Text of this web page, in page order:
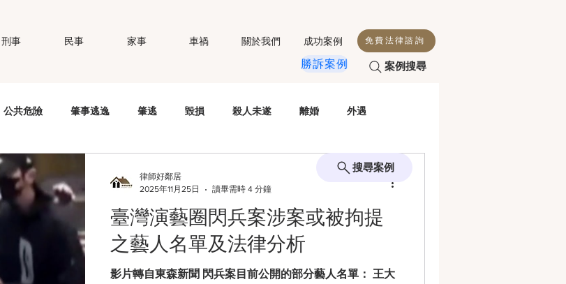
刑事 民事 家事 車禍 關於我們 成功案例
勝訴案例
免費法律諮詢
案例搜尋
公共危險 肇事逃逸 肇逃 毀損 殺人未遂 離婚 外遇
妨害秘密 侵害配偶權
智慧財產權 商標權 偽造文書 強制性交 毒駕 虐童
臺灣演藝圈閃兵案涉案或被拘提
之藝人名單及法律分析
影片轉自東森新聞 閃兵案目前公開的部分藝人名單： 王大
律師好鄰居
2025年11月25日
讀畢需時 4 分鐘
搜尋案例